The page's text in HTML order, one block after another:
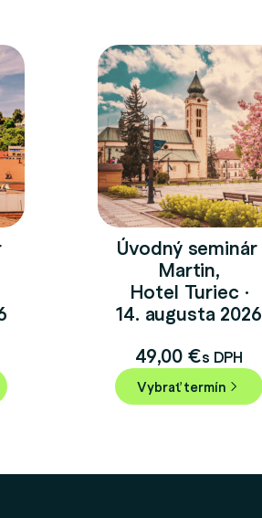
Úvodný seminár
Martin,
Hotel Turiec ·
14. augusta 2026
49,00 €s DPH
Vybrať termín